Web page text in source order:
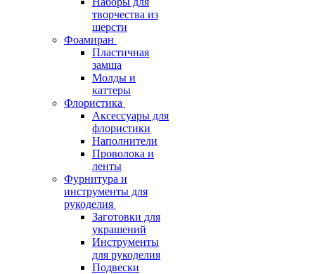
творчества из
шерсти
Фоамиран
Пластичная
замша
Молды и
каттеры
Флористика
Аксессуары для
флористики
Наполнители
Проволока и
ленты
Фурнитура и
инструменты для
рукоделия
Заготовки для
украшений
Инструменты
для рукоделия
Подвески